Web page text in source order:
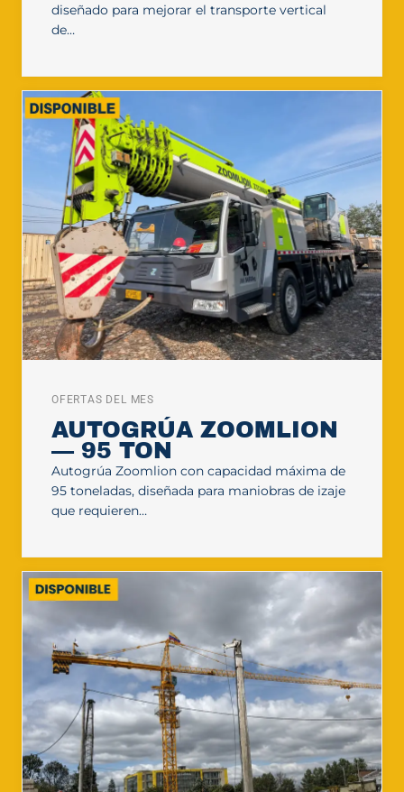
diseñado para mejorar el transporte vertical
de…
OFERTAS DEL MES
AUTOGRÚA ZOOMLION
— 95 TON
Autogrúa Zoomlion con capacidad máxima de
95 toneladas, diseñada para maniobras de izaje
que requieren…